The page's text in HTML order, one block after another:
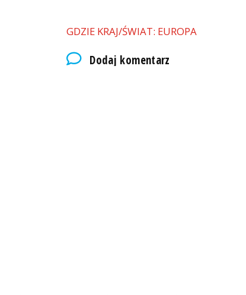
GDZIE KRAJ/ŚWIAT: EUROPA
Dodaj komentarz